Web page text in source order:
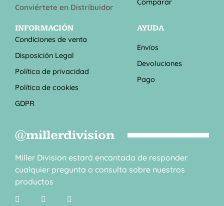
Conviértete en Distribuidor
INFORMACIÓN
Condiciones de venta
Disposición Legal
Política de privacidad
Política de cookies
GDPR
AYUDA
Envíos
Devoluciones
Pago
@millerdivision
Miller Division estará encantada de responder
cualquier pregunta o consulta sobre nuestros
productos